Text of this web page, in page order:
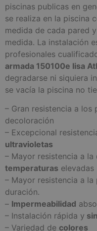
piscinas publicas en
se realiza en la piscina
medida de cada pared
medida. La instalación
profesionales
armada 150100e lisa
degradarse ni siquiera
se vacía la piscina no
– Gran resistencia a los
decoloración
– Excepcional
ultravioletas
– Mayor resistencia a
temperaturas elevadas
– Mayor resistencia a la
duración.
– Impermeabilidad
– Instalación rápida y
– Variedad de colores